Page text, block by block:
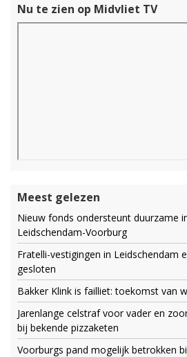
Nu te zien op Midvliet TV
Meest gelezen
Nieuw fonds ondersteunt duurzame
Leidschendam-Voorburg
Fratelli-vestigingen in Leidschendam
gesloten
Bakker Klink is failliet: toekomst van
Jarenlange celstraf voor vader en
bij bekende pizzaketen
Voorburgs pand mogelijk betrokken